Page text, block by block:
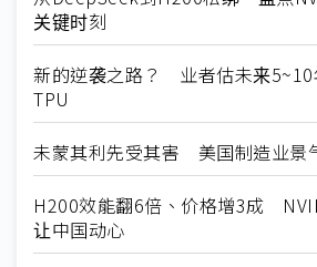
关键时刻
新的逆袭之路？ 业者估未来5~10
TPU
未蒙其利先受其害 美国制造业景
H200效能翻6倍、价格增3成
让中国动心